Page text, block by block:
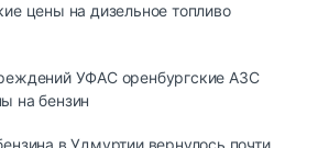
цены на дизельное топливо
УФАС оренбургские АЗС
на бензин
в Удмуртии вернулось почти